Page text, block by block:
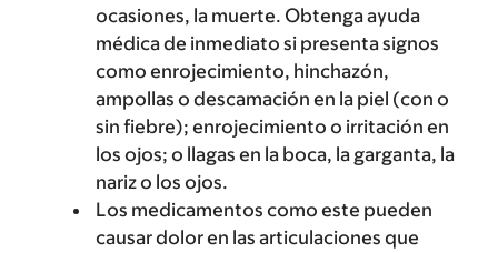
ocasiones, la muerte. Obtenga ayuda
médica de inmediato si presenta signos
como enrojecimiento, hinchazón,
ampollas o descamación en la piel (con o
sin fiebre); enrojecimiento o irritación en
los ojos; o llagas en la boca, la garganta, la
nariz o los ojos.
Los medicamentos como este pueden
causar dolor en las articulaciones que